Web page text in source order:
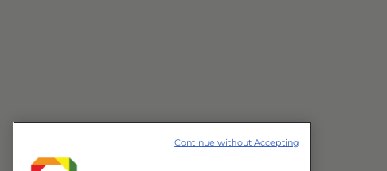
Continue without Accepting